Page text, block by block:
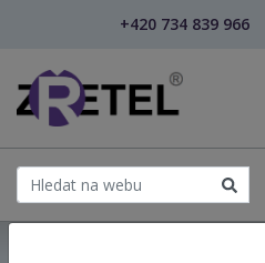
+420 734 839 966